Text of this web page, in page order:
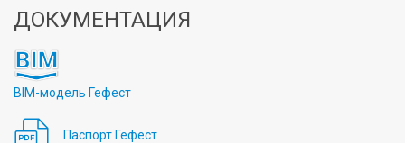
ДОКУМЕНТАЦИЯ
BIM-модель Гефест
Паспорт Гефест